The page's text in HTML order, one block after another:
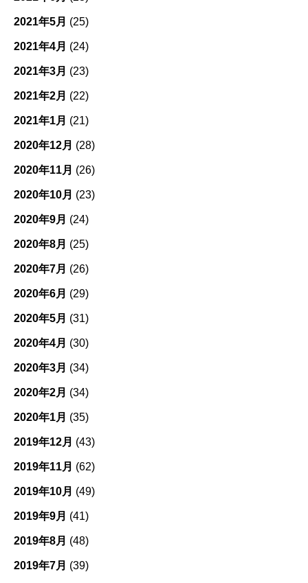
2021年5月 (25)
2021年4月 (24)
2021年3月 (23)
2021年2月 (22)
2021年1月 (21)
2020年12月 (28)
2020年11月 (26)
2020年10月 (23)
2020年9月 (24)
2020年8月 (25)
2020年7月 (26)
2020年6月 (29)
2020年5月 (31)
2020年4月 (30)
2020年3月 (34)
2020年2月 (34)
2020年1月 (35)
2019年12月 (43)
2019年11月 (62)
2019年10月 (49)
2019年9月 (41)
2019年8月 (48)
2019年7月 (39)